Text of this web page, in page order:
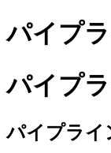
パイプ
パイプ
パイプライ